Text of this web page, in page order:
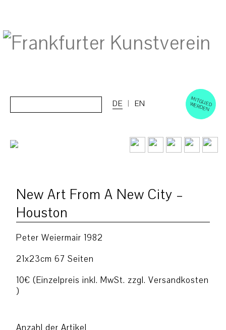
M
ITGLIED W
ERD
EN
DE EN
New Art From A New City –
Houston
Peter Weiermair 1982
21x23cm 67 Seiten
10€ (Einzelpreis inkl. MwSt. zzgl. Versandkosten
)